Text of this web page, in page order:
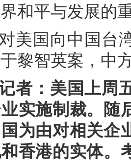
和平与发展的
美国向中国台
黎智英案，中
者：美国上周
实施制裁。随
为由对相关企
香港的实体。